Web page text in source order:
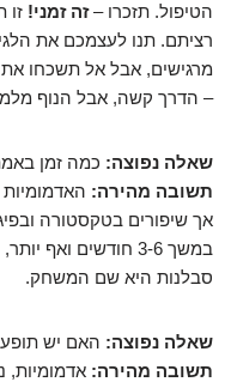
הטיפול. תזכרו –זה זמני! זו
רציתם. תנו לעצמכם את
מרגישים, אבל אל תשכחו
– הדרך קשה, אבל הנוף
שאלה נפוצה: כמה זמן
תשובה מהירה:
אך שיפורים בטקסטורה
במשך 3-6 חודשים
סבלנות היא שם המשחק.
שאלה נפוצה: האם יש
תשובה מהירה: אדמומיות,